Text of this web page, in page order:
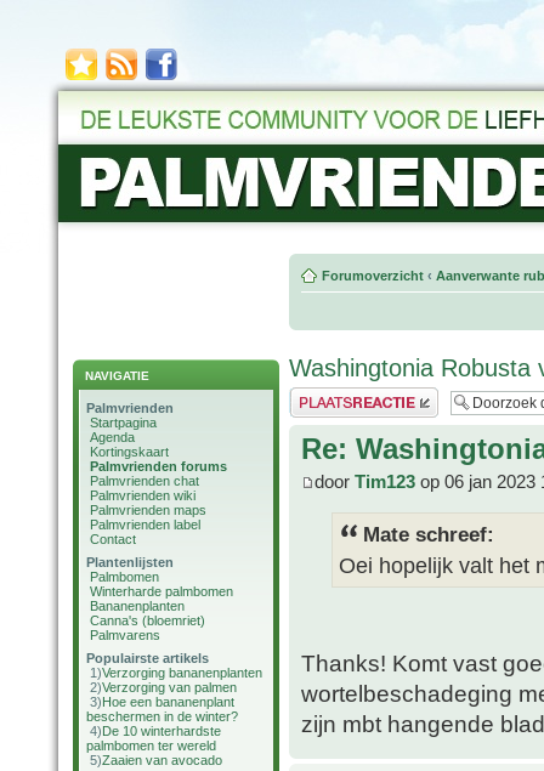
NAVIGATIE
Palmvrienden
Startpagina
Agenda
Kortingskaart
Palmvrienden forums
Palmvrienden chat
Palmvrienden wiki
Palmvrienden maps
Palmvrienden label
Contact
Plantenlijsten
Palmbomen
Winterharde palmbomen
Bananenplanten
Canna's (bloemriet)
Palmvarens
Populairste artikels
1)Verzorging bananenplanten
2)Verzorging van palmen
3)Hoe een bananenplant
beschermen in de winter?
4)De 10 winterhardste
palmbomen ter wereld
5)Zaaien van avocado
Forumoverzicht ‹ Aanverwante
Washingtonia Robusta
Plaats een reactie
Re:
door Tim123 op 06 jan 2023
Mate schreef:
Oei hopelijk valt het
Thanks! Komt vast
wortelbeschadeging
zijn mbt hangende